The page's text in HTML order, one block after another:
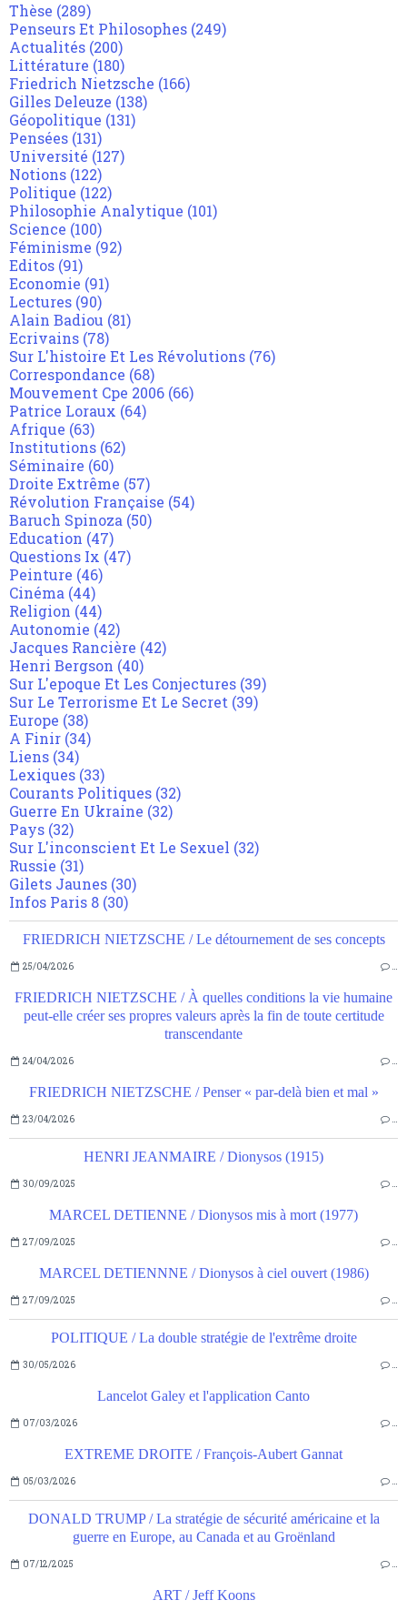
FRIEDRICH NIETZSCHE / Le détournement de ses concepts
25/04/2026 …
FRIEDRICH NIETZSCHE / À quelles conditions la vie humaine
peut-elle créer ses propres valeurs après la fin de toute certitude
transcendante
24/04/2026 …
FRIEDRICH NIETZSCHE / Penser « par-delà bien et mal »
23/04/2026 …
HENRI JEANMAIRE / Dionysos (1915)
30/09/2025 …
MARCEL DETIENNE / Dionysos mis à mort (1977)
27/09/2025 …
MARCEL DETIENNNE / Dionysos à ciel ouvert (1986)
27/09/2025 …
POLITIQUE / La double stratégie de l'extrême droite
30/05/2026 …
Lancelot Galey et l'application Canto
07/03/2026 …
EXTREME DROITE / François-Aubert Gannat
05/03/2026 …
DONALD TRUMP / La stratégie de sécurité américaine et la
guerre en Europe, au Canada et au Groënland
07/12/2025 …
ART / Jeff Koons
Thèse (289)
Penseurs Et Philosophes (249)
Actualités (200)
Littérature (180)
Friedrich Nietzsche (166)
Gilles Deleuze (138)
Géopolitique (131)
Pensées (131)
Université (127)
Notions (122)
Politique (122)
Philosophie Analytique (101)
Science (100)
Féminisme (92)
Editos (91)
Economie (91)
Lectures (90)
Alain Badiou (81)
Ecrivains (78)
Sur L'histoire Et Les Révolutions (76)
Correspondance (68)
Mouvement Cpe 2006 (66)
Patrice Loraux (64)
Afrique (63)
Institutions (62)
Séminaire (60)
Droite Extrême (57)
Révolution Française (54)
Baruch Spinoza (50)
Education (47)
Questions Ix (47)
Peinture (46)
Cinéma (44)
Religion (44)
Autonomie (42)
Jacques Rancière (42)
Henri Bergson (40)
Sur L'epoque Et Les Conjectures (39)
Sur Le Terrorisme Et Le Secret (39)
Europe (38)
A Finir (34)
Liens (34)
Lexiques (33)
Courants Politiques (32)
Guerre En Ukraine (32)
Pays (32)
Sur L'inconscient Et Le Sexuel (32)
Russie (31)
Gilets Jaunes (30)
Infos Paris 8 (30)